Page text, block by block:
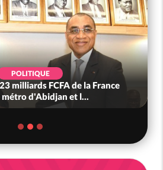
POLITIQUE
milliards FCFA de la France
métro d'Abidjan et l...